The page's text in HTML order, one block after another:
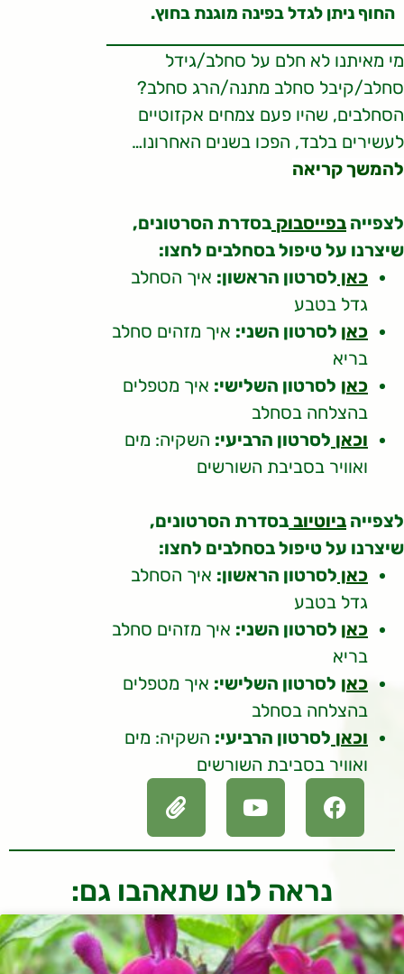
החוף ניתן לגדל בפינה מוגנת בחוץ.
מי מאיתנו לא חלם על סחלב/גידל
סחלב/קיבל סחלב מתנה/הרג סחלב?
הסחלבים, שהיו פעם צמחים אקזוטיים
לעשירים בלבד, הפכו בשנים האחרונו…
להמשך קריאה
לצפייה בפייסבוק בסדרת הסרטונים,
שיצרנו על טיפול בסחלבים לחצו:
כאן לסרטון הראשון: איך הסחלב
גדל בטבע
כאן לסרטון השני: איך מזהים סחלב
בריא
כאן לסרטון השלישי: איך מטפלים
בהצלחה בסחלב
וכאן לסרטון הרביעי: השקיה: מים
ואוויר בסביבת השורשים
לצפייה ביוטיוב בסדרת הסרטונים,
שיצרנו על טיפול בסחלבים לחצו:
כאן לסרטון הראשון: איך הסחלב
גדל בטבע
כאן לסרטון השני: איך מזהים סחלב
בריא
כאן לסרטון השלישי: איך מטפלים
בהצלחה בסחלב
וכאן לסרטון הרביעי: השקיה: מים
ואוויר בסביבת השורשים
נראה לנו שתאהבו גם: